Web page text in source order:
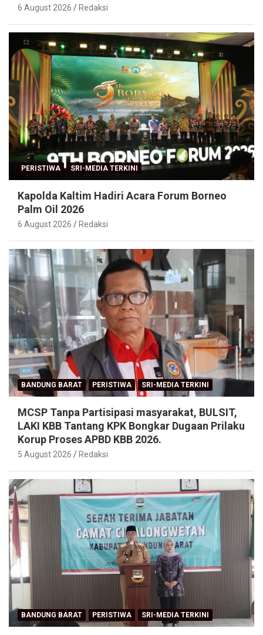
6 August 2026 Redaksi
PERISTIWA SRI-MEDIA TERKINI
Kapolda Kaltim Hadiri Acara Forum Borneo
Palm Oil 2026
6 August 2026 Redaksi
BANDUNG BARAT PERISTIWA SRI-MEDIA TERKINI
MCSP Tanpa Partisipasi masyarakat, BULSIT,
LAKI KBB Tantang KPK Bongkar Dugaan Prilaku
Korup Proses APBD KBB 2026.
5 August 2026 Redaksi
BANDUNG BARAT PERISTIWA SRI-MEDIA TERKINI